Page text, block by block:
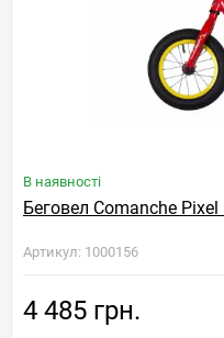
В наявності
Беговел Comanche
Артикул: 1000156
4 485 грн.